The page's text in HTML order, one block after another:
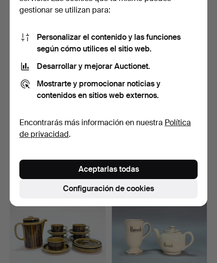
53 USD
CUENCOS PARA SOPA - 11
piezas, Flora Scand…
2 pujas
STIG LINDBERG. Set de
10 pujas
570 USD
gestionar se utilizan para:
Personalizar el contenido y las funciones
según cómo utilices el sitio web.
Desarrollar y mejorar Auctionet.
Mostrarte y promocionar noticias y
contenidos en sitios web externos.
Encontrarás más información en nuestra Política
de privacidad.
Configuración de cookies
Aceptarlas todas